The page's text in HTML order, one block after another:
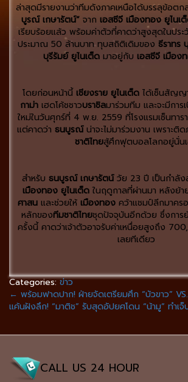
ล่าสุดมีรายงานว่าทีมดังภาคเหนือได้บรรลุข้อตก
บูรณ์ เกษารัตน์”จาก เอสซีจี เมืองทอง ยูไนเ
เรียบร้อยแล้ว พร้อมค่าตัวที่คาดว่าสูงสุดในประ
ประมาณ 50 ล้านบาท ทุบสถิติเดิมของ ธีราทร
บุรีรัมย์ ยูไนเต็ดมาอยู่กับ เอสซีจี เมือง
โดยก่อนหน้านี้ เชียงราย ยูไนเต็ด ได้เซ็นสัญญ
กาม่าเฮดโค้ชชาวบราซิลมาร่วมทีม และจะมีกา
ใหม่ในวันศุกร์ที่ 4 พ.ย. 2559 ที่โรงแรมเซ็นทา
แต่คาดว่า ธนบูรณ์น่าจะไม่มาร่วมงาน เพราะติ
ชาติไทยสู้ศึกฟุตบอลโลกอยู่นั่น
สำหรับ ธนบูรณ์ เกษารัตน์วัย 23 ปี เป็นกำลั
เมืองทอง ยูไนเต็ด ในฤดูกาลที่ผ่านมา หลังย้า
ศาสนและช่วยให้เมืองทองคว้าแชมป์ลีกมาคร
หลักของทีมชาติไทยชุดปัจจุบันอีกด้วย ซึ่งการ
ครั้งนี้ คาดว่าเจ้าตัวอาจรับค่าเหนื่อยสูงถึง
เลยทีเดียว
Categories:ข่าว
← พร้อมฟาดปาก! ฝ่ายจัดเตรียมศึก “บัวขาว”
แค้นฝังลึก! “มาติช” รับสุดอัปยศโดน “น้ามู” ทำเ
CALL US 24 HOUR